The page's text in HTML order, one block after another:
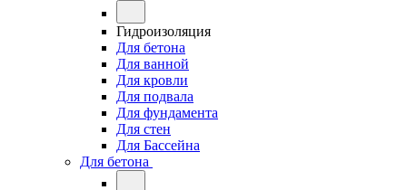
Гидроизоляция
Для бетона
Для ванной
Для кровли
Для подвала
Для фундамента
Для стен
Для Бассейна
Для бетона